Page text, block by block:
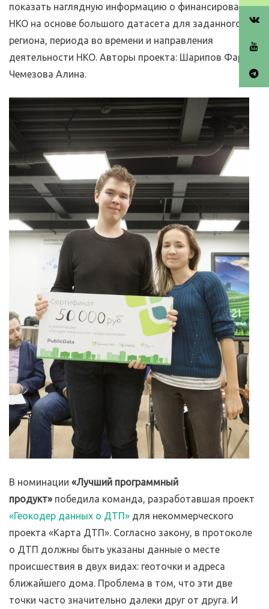
показать наглядную информацию о финансировании
НКО на основе большого датасета для заданного
региона, периода во времени и направления
деятельности НКО. Авторы проекта: Шарипов Фаргат,
Чемезова Алина.
В номинации «Лучший программный
продукт» победила команда, разработавшая проект
«Геокодер данных о ДТП» для некоммерческого
проекта «Карта ДТП». Согласно закону, в протоколе
о ДТП должны быть указаны данные о месте
происшествия в двух видах: геоточки и адреса
ближайшего дома. Проблема в том, что эти две
точки часто значительно далеки друг от друга. И